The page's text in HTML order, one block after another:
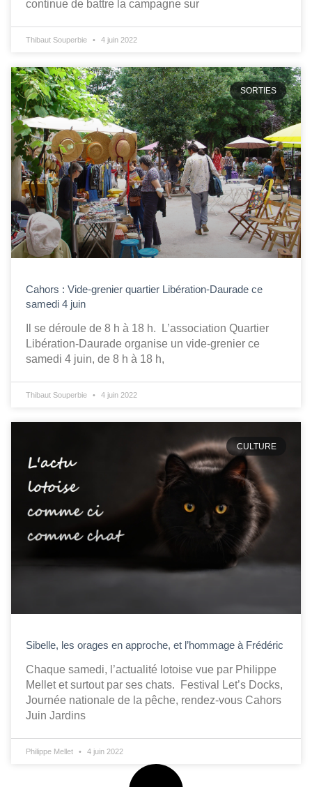
continue de battre la campagne sur
Thibaut Souperbie 4 juin 2022
SORTIES
Cahors : Vide-grenier quartier Libération-Daurade ce
samedi 4 juin
Il se déroule de 8 h à 18 h. L’association Quartier
Libération-Daurade organise un vide-grenier ce
samedi 4 juin, de 8 h à 18 h,
Thibaut Souperbie 4 juin 2022
CULTURE
Sibelle, les orages en approche, et l’hommage à Frédéric
Chaque samedi, l’actualité lotoise vue par Philippe
Mellet et surtout par ses chats. Festival Let’s Docks,
Journée nationale de la pêche, rendez-vous Cahors
Juin Jardins
Philippe Mellet 4 juin 2022